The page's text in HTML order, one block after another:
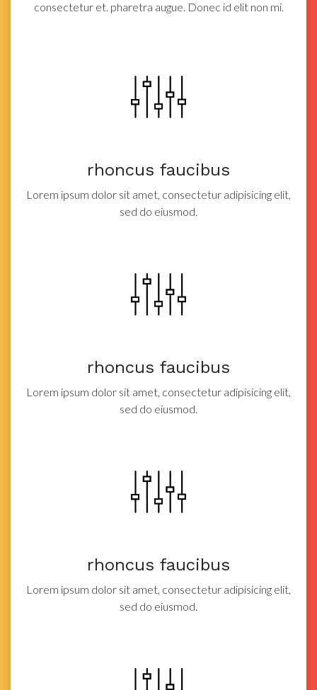
consectetur et. pharetra augue. Donec id elit non mi.
rhoncus faucibus
Lorem ipsum dolor sit amet, consectetur adipisicing elit,
sed do eiusmod.
rhoncus faucibus
Lorem ipsum dolor sit amet, consectetur adipisicing elit,
sed do eiusmod.
rhoncus faucibus
Lorem ipsum dolor sit amet, consectetur adipisicing elit,
sed do eiusmod.